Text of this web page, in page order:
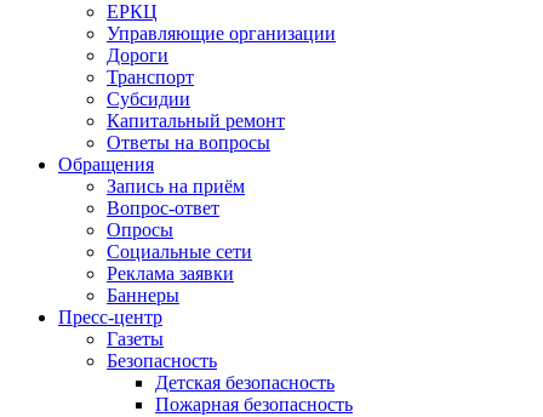
ЕРКЦ
Управляющие организации
Дороги
Транспорт
Субсидии
Капитальный ремонт
Ответы на вопросы
Обращения
Запись на приём
Вопрос-ответ
Опросы
Социальные сети
Реклама заявки
Баннеры
Пресс-центр
Газеты
Безопасность
Детская безопасность
Пожарная безопасность